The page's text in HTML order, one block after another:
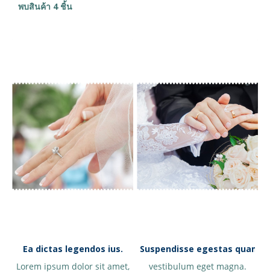
พบสินค้า 4 ชิ้น
Ea dictas legendos ius.
Lorem ipsum dolor sit amet,
Suspendisse egestas quam
vestibulum eget magna.